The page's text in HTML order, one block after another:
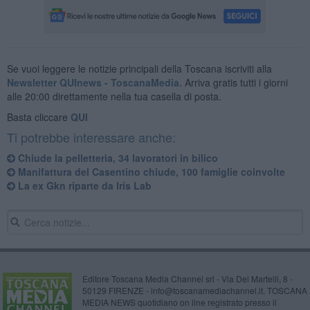
Se vuoi leggere le notizie principali della Toscana iscriviti alla
Newsletter QUInews - ToscanaMedia. Arriva gratis tutti i giorni
alle 20:00 direttamente nella tua casella di posta.
Basta cliccare QUI
Ti potrebbe interessare anche:
Chiude la pelletteria, 34 lavoratori in bilico
Manifattura del Casentino chiude, 100 famiglie coinvolte
La ex Gkn riparte da Iris Lab
Editore Toscana Media Channel srl - Via Dei Martelli, 8 -
50129 FIRENZE - info@toscanamediachannel.it. TOSCANA
MEDIA NEWS quotidiano on line registrato presso il